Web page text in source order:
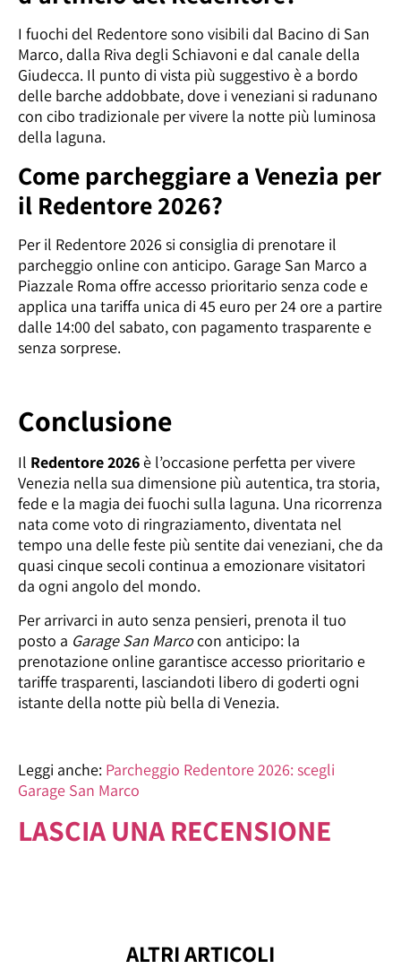
I fuochi del Redentore sono visibili dal Bacino di San
Marco, dalla Riva degli Schiavoni e dal canale della
Giudecca. Il punto di vista più suggestivo è a bordo
delle barche addobbate, dove i veneziani si radunano
con cibo tradizionale per vivere la notte più luminosa
della laguna.
Come parcheggiare a Venezia per
il Redentore 2026?
Per il Redentore 2026 si consiglia di prenotare il
parcheggio online con anticipo. Garage San Marco a
Piazzale Roma offre accesso prioritario senza code e
applica una tariffa unica di 45 euro per 24 ore a partire
dalle 14:00 del sabato, con pagamento trasparente e
senza sorprese.
Conclusione
Il Redentore 2026è l’occasione perfetta per vivere
Venezia nella sua dimensione più autentica, tra storia,
fede e la magia dei fuochi sulla laguna. Una ricorrenza
nata come voto di ringraziamento, diventata nel
tempo una delle feste più sentite dai veneziani, che da
quasi cinque secoli continua a emozionare visitatori
da ogni angolo del mondo.
Per arrivarci in auto senza pensieri, prenota il tuo
posto a Garage San Marcocon anticipo: la
prenotazione online garantisce accesso prioritario e
tariffe trasparenti, lasciandoti libero di goderti ogni
istante della notte più bella di Venezia.
Leggi anche: Parcheggio Redentore 2026: scegli
Garage San Marco
LASCIA UNA RECENSIONE
ALTRI ARTICOLI